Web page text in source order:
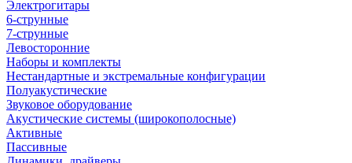
Электрогитары
6-струнные
7-струнные
Левосторонние
Наборы и комплекты
Нестандартные и экстремальные конфигурации
Полуакустические
Звуковое оборудование
Акустические системы (широкополосные)
Активные
Пассивные